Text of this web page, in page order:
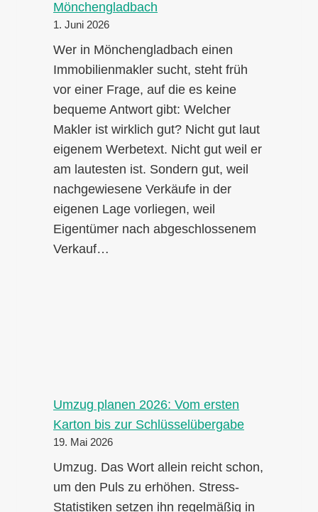
Mönchengladbach
1. Juni 2026
Wer in Mönchengladbach einen
Immobilienmakler sucht, steht früh
vor einer Frage, auf die es keine
bequeme Antwort gibt: Welcher
Makler ist wirklich gut? Nicht gut laut
eigenem Werbetext. Nicht gut weil er
am lautesten ist. Sondern gut, weil
nachgewiesene Verkäufe in der
eigenen Lage vorliegen, weil
Eigentümer nach abgeschlossenem
Verkauf…
Umzug planen 2026: Vom ersten
Karton bis zur Schlüsselübergabe
19. Mai 2026
Umzug. Das Wort allein reicht schon,
um den Puls zu erhöhen. Stress-
Statistiken setzen ihn regelmäßig in